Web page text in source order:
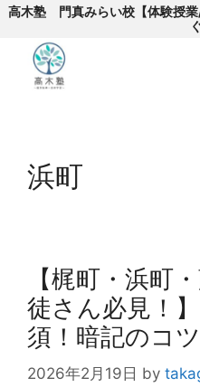
高木塾 門真みらい校【体験授
浜町
【梶町・浜町
徒さん必見！
須！暗記のコツ
2026年2月19日 by